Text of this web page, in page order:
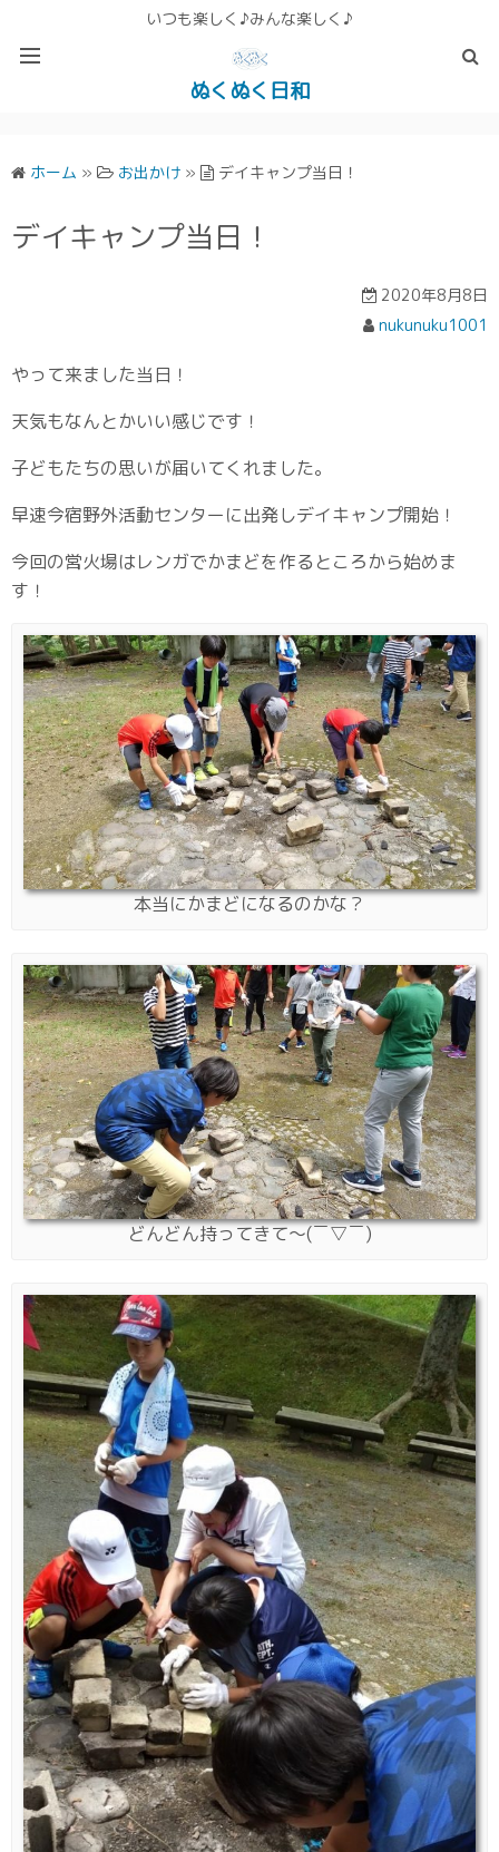
いつも楽しく♪みんな楽しく♪
ぬくぬく日和
ホーム » お出かけ » デイキャンプ当日！
デイキャンプ当日！
2020年8月8日
nukunuku1001
やって来ました当日！
天気もなんとかいい感じです！
子どもたちの思いが届いてくれました。
早速今宿野外活動センターに出発しデイキャンプ開始！
今回の営火場はレンガでかまどを作るところから始めま
す！
本当にかまどになるのかな？
どんどん持ってきて〜(￣▽￣)